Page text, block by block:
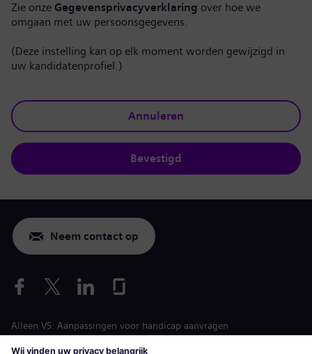
Zie onze Gegevensprivacyverklaring over hoe we
omgaan met uw persoonsgegevens.
(Deze instelling kan op elk moment worden gewijzigd in
uw kandidatenprofiel.)
Annuleren
Bevestigd
Neem contact op
Alleen VS: Aanpassingen voor handicap aanvragen